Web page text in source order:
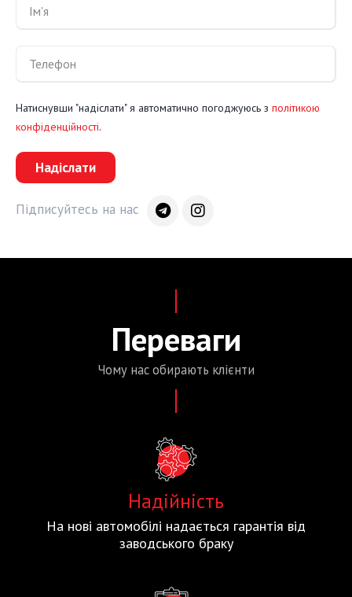
Натиснувши "надіслати" я автоматично погоджуюсь з політикою
конфіденційності.
Надіслати
Підписуйтесь на нас
Переваги
Чому насобирають клієнти
Надійність
На нові автомобілі надається гарантія від
заводського браку